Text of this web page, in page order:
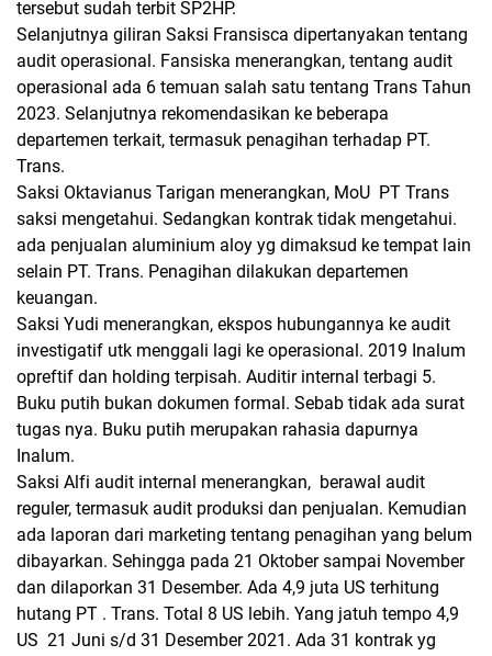
tersebut sudah terbit SP2HP.
Selanjutnya giliran Saksi Fransisca dipertanyakan tentang
audit operasional. Fansiska menerangkan, tentang audit
operasional ada 6 temuan salah satu tentang Trans Tahun
2023. Selanjutnya rekomendasikan ke beberapa
departemen terkait, termasuk penagihan terhadap PT.
Trans.
Saksi Oktavianus Tarigan menerangkan, MoU PT Trans
saksi mengetahui. Sedangkan kontrak tidak mengetahui.
ada penjualan aluminium aloy yg dimaksud ke tempat lain
selain PT. Trans. Penagihan dilakukan departemen
keuangan.
Saksi Yudi menerangkan, ekspos hubungannya ke audit
investigatif utk menggali lagi ke operasional. 2019 Inalum
opreftif dan holding terpisah. Auditir internal terbagi 5.
Buku putih bukan dokumen formal. Sebab tidak ada surat
tugas nya. Buku putih merupakan rahasia dapurnya
Inalum.
Saksi Alfi audit internal menerangkan, berawal audit
reguler, termasuk audit produksi dan penjualan. Kemudian
ada laporan dari marketing tentang penagihan yang belum
dibayarkan. Sehingga pada 21 Oktober sampai November
dan dilaporkan 31 Desember. Ada 4,9 juta US terhitung
hutang PT . Trans. Total 8 US lebih. Yang jatuh tempo 4,9
US 21 Juni s/d 31 Desember 2021. Ada 31 kontrak yg